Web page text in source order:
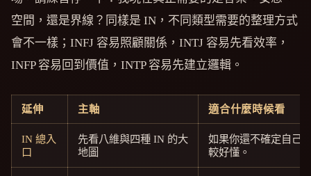
空間，還是界線？同樣是 IN，不同類型需要的整理方式
會不一樣；INFJ 容易照顧關係，INTJ 容易先看效率，
INFP 容易回到價值，INTP 容易先建立邏輯。
延伸 主軸 適合什麼時候看
IN 總入
口
先看八維與四種 IN 的大
地圖
如果你還不確定自己
較好懂。